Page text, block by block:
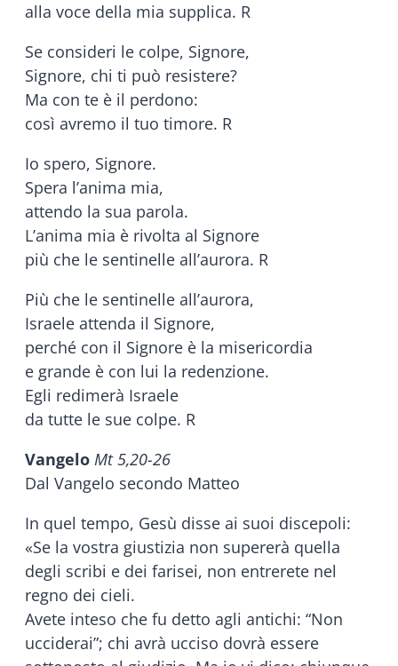
alla voce della mia supplica. R
Se consideri le colpe, Signore,
Signore, chi ti può resistere?
Ma con te è il perdono:
così avremo il tuo timore. R
Io spero, Signore.
Spera l’anima mia,
attendo la sua parola.
L’anima mia è rivolta al Signore
più che le sentinelle all’aurora. R
Più che le sentinelle all’aurora,
Israele attenda il Signore,
perché con il Signore è la misericordia
e grande è con lui la redenzione.
Egli redimerà Israele
da tutte le sue colpe. R
Vangelo Mt 5,20-26
Dal Vangelo secondo Matteo
In quel tempo, Gesù disse ai suoi discepoli:
«Se la vostra giustizia non supererà quella
degli scribi e dei farisei, non entrerete nel
regno dei cieli.
Avete inteso che fu detto agli antichi: “Non
ucciderai”; chi avrà ucciso dovrà essere